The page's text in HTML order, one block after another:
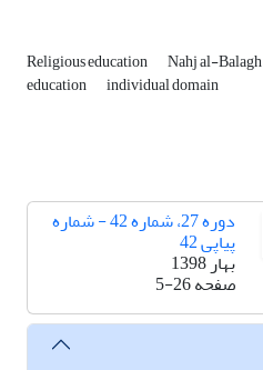
Religious education Nahj al-Balagh
education individual domain
دوره 27، شماره 42 - شماره
پیاپی 42
بهار 1398
صفحه5-26